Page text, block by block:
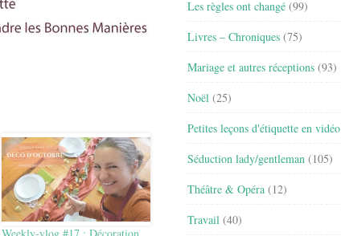
Les règles ont changé (99)
Livres – Chroniques (75)
Mariage et autres réceptions (93)
Noël (25)
Petites leçons d'étiquette en vidéo
Séduction lady/gentleman (105)
Théâtre & Opéra (12)
Travail (40)